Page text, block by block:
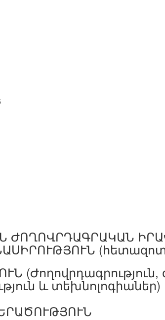
ԺՈՂՈՎՐԴԱԳՐԱԿԱՆ
և տեխնոլոգիաներ)